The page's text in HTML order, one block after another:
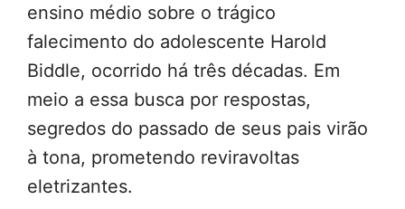
ensino médio sobre o trágico
falecimento do adolescente Harold
Biddle, ocorrido há três décadas. Em
meio a essa busca por respostas,
segredos do passado de seus pais virão
à tona, prometendo reviravoltas
eletrizantes.